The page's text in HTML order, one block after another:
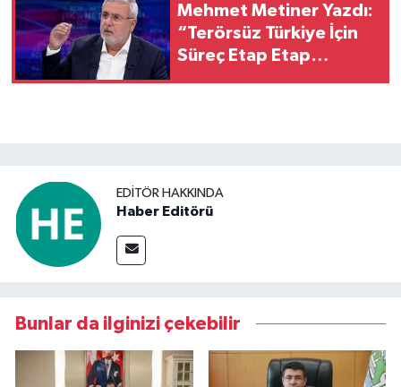
Mehmet Metiner Yazdı:
“Terörsüz Türkiye İçin
Süreç Etap Etap
EDITÖR HAKKINDA
Haber Editörü
Bunlar da ilginizi çekebilir